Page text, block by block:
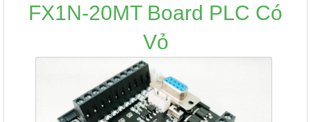
FX1N-20MT Board PLC Có
Vỏ